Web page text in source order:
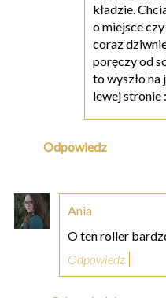
kładzie.
o miejsce czy
coraz
poręczy od
to wyszło na
lewej stronie
Odpowiedz
Ania
O ten roller
Odpowiedz